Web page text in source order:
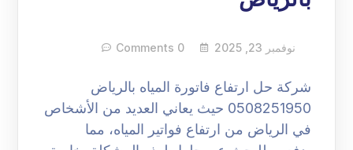
نوفمبر 23, 2025 0 Comments
شركة حل ارتفاع فاتورة المياه بالرياض
0508251950 حيث يعاني العديد من الأشخاص
في الرياض من ارتفاع فواتير المياه، مما